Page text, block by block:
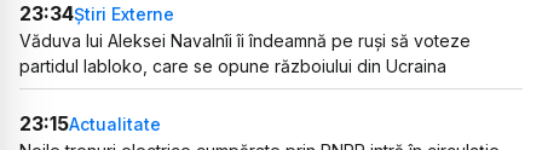
23:34Știri Externe
Văduva lui Aleksei Navalnîi îi îndeamnă pe ruși să voteze
partidul Iabloko, care se opune războiului din Ucraina
23:15Actualitate